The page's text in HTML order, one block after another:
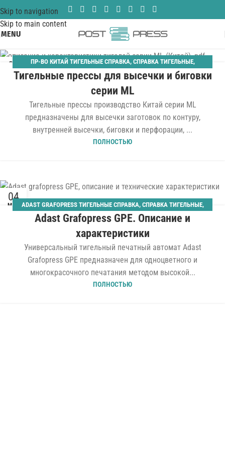
Skip to navigation
Skip to main content
MENU
03
АВГ
ПР-ВО КИТАЙ ТИГЕЛЬНЫЕ СПРАВКА, СПРАВКА ТИГЕЛЬНЫЕ,
СПРАВОЧНАЯ
Тигельные прессы для высечки и биговки
серии ML
Тигельные прессы производство Китай серии ML
предназначены для высечки заготовок по контуру,
внутренней высечки, биговки и перфорации, ...
ПОЛНОСТЬЮ
04
МАЙ ADAST GRAFOPRESS ТИГЕЛЬНЫЕ СПРАВКА, СПРАВКА ТИГЕЛЬНЫЕ,
СПРАВОЧНАЯ
Adast Grafopress GPE. Описание и
характеристики
Универсальный тигельный печатный автомат Adast
Grafopress GPE предназначен для одноцветного и
многокрасочного печатания методом высокой...
ПОЛНОСТЬЮ